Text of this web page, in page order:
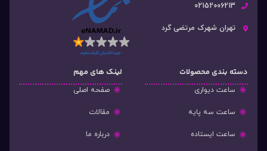
02152006213
تهران شهرک مرتضی گرد
دسته‌ بندی محصولات
ساعت دیواری
ساعت سه پایه
ساعت ایستاده
لینک های مهم
صفحه اصلی
مقالات
درباره ما